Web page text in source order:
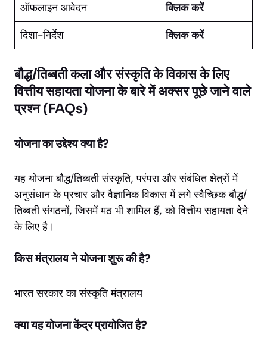
ऑफलाइन आवेदन क्लिक करें
दिशा-निर्देश क्लिक करें
बौद्ध/तिब्बती कला और संस्कृति के विकास के लिए
वित्तीय सहायता योजना के बारे में अक्सर पूछे जाने वाले
प्रश्न (FAQs)
योजना का उद्देश्य क्या है?
यह योजना बौद्ध/तिब्बती संस्कृति, परंपरा और संबंधित क्षेत्रों में
अनुसंधान के प्रचार और वैज्ञानिक विकास में लगे स्वैच्छिक बौद्ध/
तिब्बती संगठनों, जिसमें मठ भी शामिल हैं, को वित्तीय सहायता देने
के लिए है।
किस मंत्रालय ने योजना शुरू की है?
भारत सरकार का संस्कृति मंत्रालय
क्या यह योजना केंद्र प्रायोजित है?